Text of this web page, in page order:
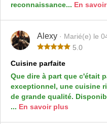
reconnaissance... En
Alexy · Marié(e) le
5.0
Cuisine parfaite
Que dire à part que c'était
exceptionnel, une cuisine
de grande qualité.
... En savoir plus